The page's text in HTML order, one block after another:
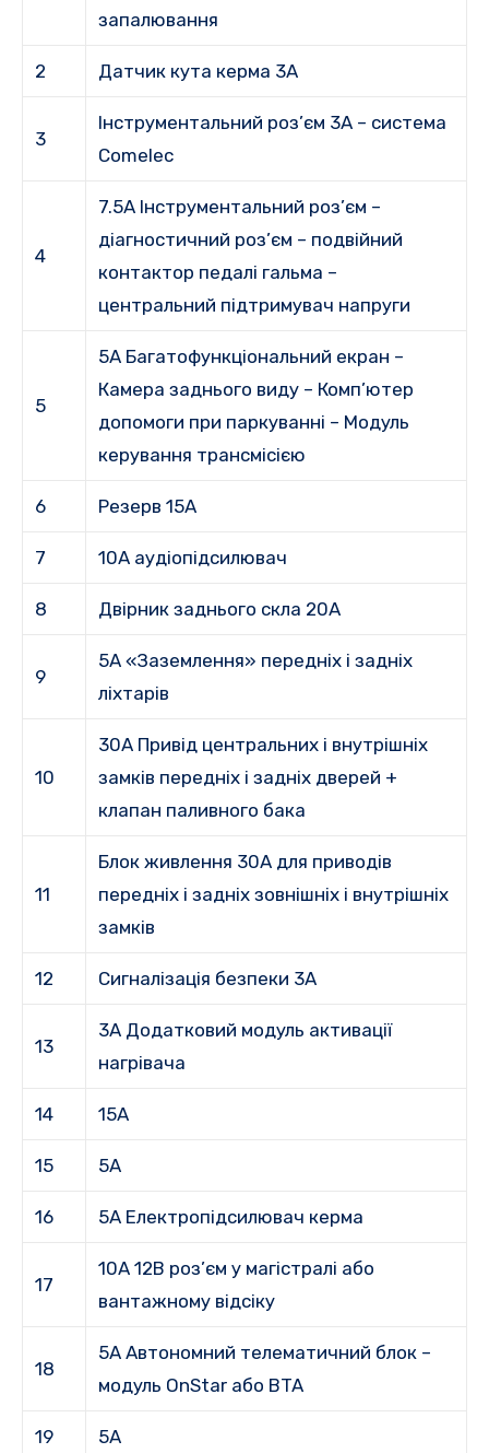
запалювання
2 Датчик кута керма 3A
3
Інструментальний роз’єм 3A – система
Comelec
4
7.5A Інструментальний роз’єм –
діагностичний роз’єм – подвійний
контактор педалі гальма –
центральний підтримувач напруги
5
5A Багатофункціональний екран –
Камера заднього виду – Комп’ютер
допомоги при паркуванні – Модуль
керування трансмісією
6 Резерв 15A
7 10A аудіопідсилювач
8 Двірник заднього скла 20A
9
5A «Заземлення» передніх і задніх
ліхтарів
10
30A Привід центральних і внутрішніх
замків передніх і задніх дверей +
клапан паливного бака
11
Блок живлення 30A для приводів
передніх і задніх зовнішніх і внутрішніх
замків
12 Сигналізація безпеки 3A
13
3A Додатковий модуль активації
нагрівача
14 15A
15 5A
16 5A Електропідсилювач керма
17
10A 12B роз’єм у магістралі або
вантажному відсіку
18
5A Автономний телематичний блок –
модуль OnStar або BTA
19 5A